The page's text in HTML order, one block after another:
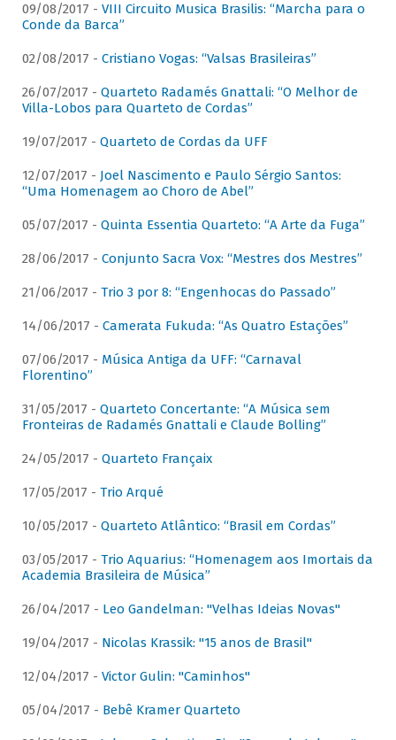
09/08/2017 - VIII Circuito Musica Brasilis: “Marcha para o
Conde da Barca”
02/08/2017 - Cristiano Vogas: “Valsas Brasileiras”
26/07/2017 - Quarteto Radamés Gnattali: “O Melhor de
Villa-Lobos para Quarteto de Cordas”
19/07/2017 - Quarteto de Cordas da UFF
12/07/2017 - Joel Nascimento e Paulo Sérgio Santos:
“Uma Homenagem ao Choro de Abel”
05/07/2017 - Quinta Essentia Quarteto: “A Arte da Fuga”
28/06/2017 - Conjunto Sacra Vox: “Mestres dos Mestres”
21/06/2017 - Trio 3 por 8: “Engenhocas do Passado”
14/06/2017 - Camerata Fukuda: “As Quatro Estações”
07/06/2017 - Música Antiga da UFF: “Carnaval
Florentino”
31/05/2017 - Quarteto Concertante: “A Música sem
Fronteiras de Radamés Gnattali e Claude Bolling”
24/05/2017 - Quarteto Françaix
17/05/2017 - Trio Arqué
10/05/2017 - Quarteto Atlântico: “Brasil em Cordas”
03/05/2017 - Trio Aquarius: “Homenagem aos Imortais da
Academia Brasileira de Música”
26/04/2017 - Leo Gandelman: "Velhas Ideias Novas"
19/04/2017 - Nicolas Krassik: "15 anos de Brasil"
12/04/2017 - Victor Gulin: "Caminhos"
05/04/2017 - Bebê Kramer Quarteto